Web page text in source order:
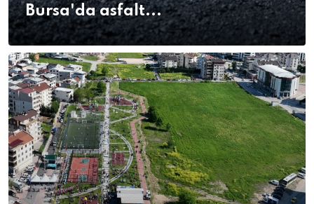
Bursa'da asfalt...